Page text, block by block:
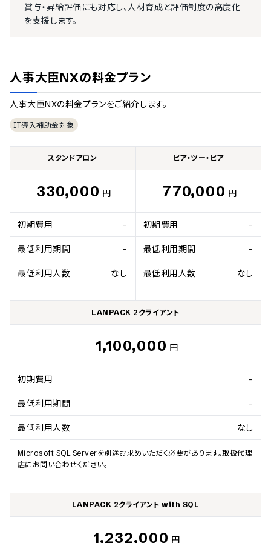
賞与・昇給評価にも対応し、人材育成と評価制度の高度化
を支援します。
人事大臣NXの料金プラン
人事大臣NXの料金プランをご紹介します。
IT導入補助金対象
スタンドアロン
330,000 円
初期費用 -
最低利用期間 -
最低利用人数 なし
ピア・ツー・ピア
770,000 円
初期費用 -
最低利用期間 -
最低利用人数 なし
LANPACK 2クライアント
1,100,000 円
初期費用 -
最低利用期間 -
最低利用人数 なし
Microsoft SQL Serverを別途お求めいただく必要があります。取扱代理
店にお問い合わせください。
LANPACK 2クライアント with SQL
1,232,000 円